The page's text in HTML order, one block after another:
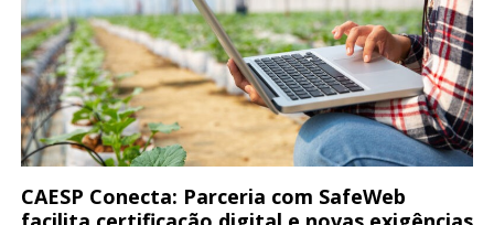
CAESP Conecta: Parceria com SafeWeb